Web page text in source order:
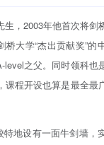
，2003年他首次将剑
大学“杰出贡献奖”的
之父。同时领科也
课程开设也算是最全最
地设有一面牛剑墙，